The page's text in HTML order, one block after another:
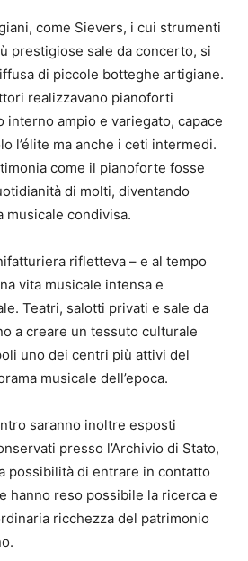
come Sievers, i cui strumenti
prestigiose sale da concerto, si
di piccole botteghe artigiane.
realizzavano pianoforti
interno ampio e variegato, capace
l’élite ma anche i ceti intermedi.
come il pianoforte fosse
di molti, diventando
musicale condivisa.
rifletteva – e al tempo
vita musicale intensa e
Teatri, salotti privati e sale da
a creare un tessuto culturale
uno dei centri più attivi del
musicale dell’epoca.
saranno inoltre esposti
presso l’Archivio di Stato,
possibilità di entrare in contatto
hanno reso possibile la ricerca e
ricchezza del patrimonio